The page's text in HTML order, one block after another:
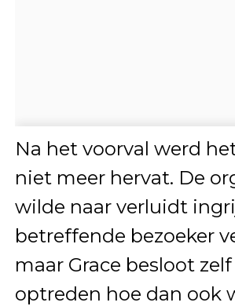
Na het voorval werd
niet meer hervat. De
wilde naar verluidt
betreffende bezoeker
maar Grace besloot
optreden hoe dan ook